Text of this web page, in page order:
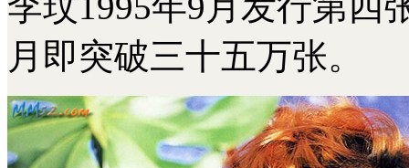
月即突破三十五万张。